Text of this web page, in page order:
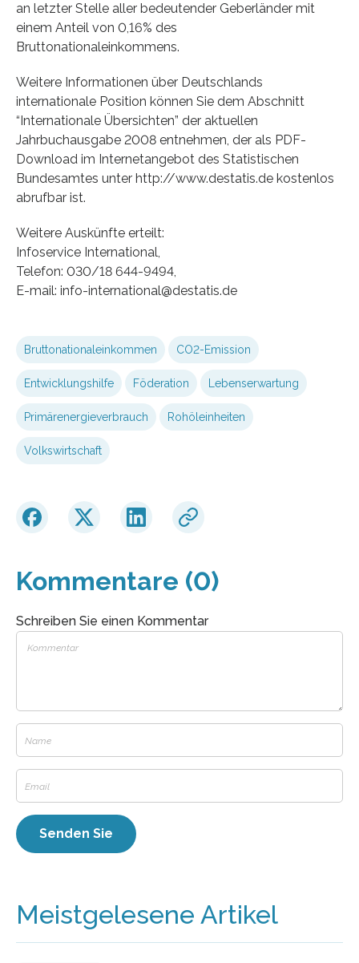
an letzter Stelle aller bedeutender Geberländer mit
einem Anteil von 0,16% des
Bruttonationaleinkommens.
Weitere Informationen über Deutschlands
internationale Position können Sie dem Abschnitt
“Internationale Übersichten” der aktuellen
Jahrbuchausgabe 2008 entnehmen, der als PDF-
Download im Internetangebot des Statistischen
Bundesamtes unter http://www.destatis.de kostenlos
abrufbar ist.
Weitere Auskünfte erteilt:
Infoservice International,
Telefon: 030/18 644-9494,
E-mail: info-international@destatis.de
Bruttonationaleinkommen CO2-Emission
Entwicklungshilfe Föderation Lebenserwartung
Primärenergieverbrauch Rohöleinheiten
Volkswirtschaft
Kommentare (0)
Schreiben Sie einen Kommentar
Meistgelesene Artikel